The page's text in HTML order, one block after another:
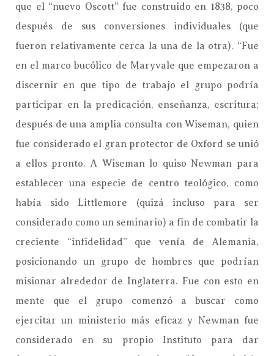
que el “nuevo Oscott” fue construido en 1838, poco
después de sus conversiones individuales (que
fueron relativamente cerca la una de la otra). “Fue
en el marco bucólico de Maryvale que empezaron a
discernir en que tipo de trabajo el grupo podría
participar en la predicación, enseñanza, escritura;
después de una amplia consulta con Wiseman, quien
fue considerado el gran protector de Oxford se unió
a ellos pronto. A Wiseman lo quiso Newman para
establecer una especie de centro teológico, como
había sido Littlemore (quizá incluso para ser
considerado como un seminario) a fin de combatir la
creciente “infidelidad” que venía de Alemania,
posicionando un grupo de hombres que podrían
misionar alrededor de Inglaterra. Fue con esto en
mente que el grupo comenzó a buscar como
ejercitar un ministerio más eficaz y Newman fue
considerado en su propio Instituto para dar